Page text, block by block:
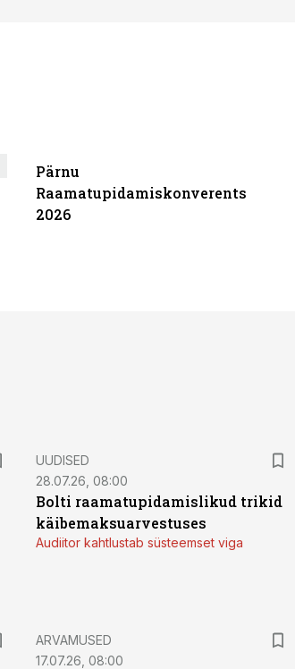
Pärnu
Raamatupidamiskonverents
2026
UUDISED
28.07.26, 08:00
Bolti raamatupidamislikud trikid
käibemaksuarvestuses
Audiitor kahtlustab süsteemset viga
ARVAMUSED
17.07.26, 08:00